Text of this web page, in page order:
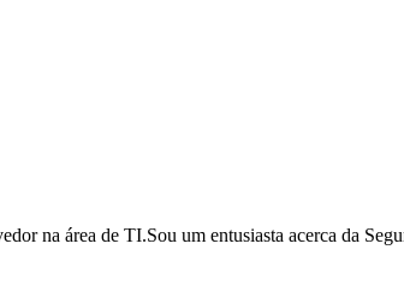
na área de TI.Sou um entusiasta acerca da